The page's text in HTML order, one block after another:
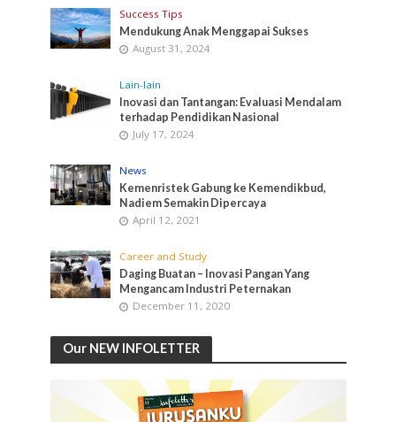
Success Tips
Mendukung Anak Menggapai Sukses
August 31, 2024
Lain-lain
Inovasi dan Tantangan: Evaluasi Mendalam
terhadap Pendidikan Nasional
July 17, 2024
News
Kemenristek Gabung ke Kemendikbud,
Nadiem Semakin Dipercaya
April 12, 2021
Career and Study
Daging Buatan – Inovasi Pangan Yang
Mengancam Industri Peternakan
December 11, 2020
Our NEW INFOLETTER